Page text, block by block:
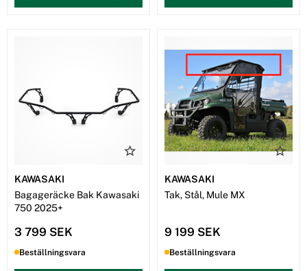
KAWASAKI
Bagageräcke Bak Kawasaki
750 2025+
3 799 SEK
Beställningsvara
KAWASAKI
Tak, Stål, Mule MX
9 199 SEK
Beställningsvara